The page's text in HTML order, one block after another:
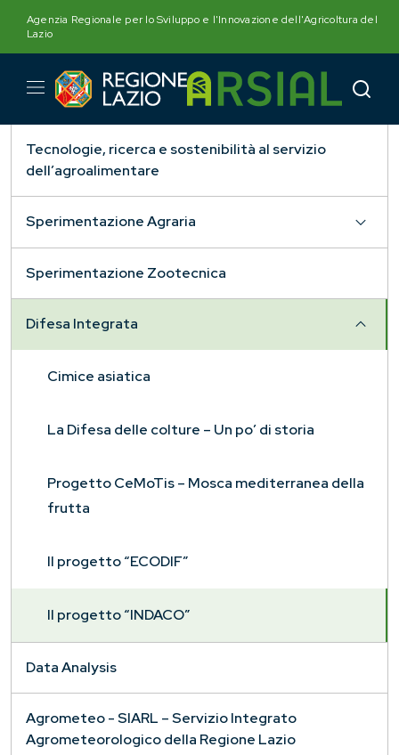
content
Agenzia Regionale per lo Sviluppo e l'Innovazione dell'Agricoltura del
Lazio
Tecnologie, ricerca e sostenibilità al servizio
dell’agroalimentare
Sperimentazione Agraria
Sperimentazione Zootecnica
Difesa Integrata
Cimice asiatica
La Difesa delle colture – Un po’ di storia
Progetto CeMoTis – Mosca mediterranea della
frutta
Il progetto “ECODIF”
Il progetto “INDACO”
Data Analysis
Agrometeo - SIARL – Servizio Integrato
Agrometeorologico della Regione Lazio